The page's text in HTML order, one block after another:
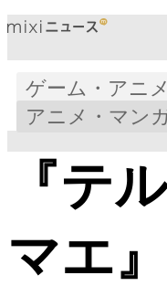
ゲーム・アニメ
アニメ・マン
『テ
マエ